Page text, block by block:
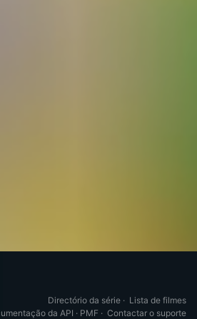
Directório da série · Lista de filmes
da API · PMF · Contactar o suporte